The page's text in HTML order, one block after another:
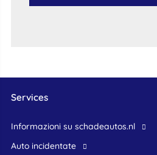
Services
Informazioni su schadeautos.nl
Auto incidentate